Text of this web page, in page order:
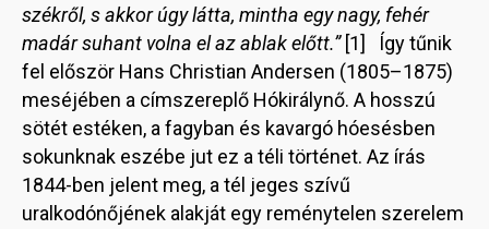
székről, s akkor úgy látta, mintha egy nagy, fehér
madár suhant volna el az ablak előtt.”[1] Így tűnik
fel először Hans Christian Andersen (1805–1875)
meséjében a címszereplő Hókirálynő. A hosszú
sötét estéken, a fagyban és kavargó hóesésben
sokunknak eszébe jut ez a téli történet. Az írás
1844-ben jelent meg, a tél jeges szívű
uralkodónőjének alakját egy reménytelen szerelem